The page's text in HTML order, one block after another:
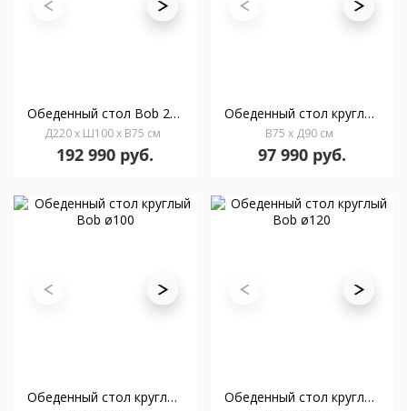
Oбеденный стол Bob 220x100
Д220 x Ш100 x В75 см
192 990 руб.
Обеденный стол круглый Bob ø90
В75 x Д90 см
97 990 руб.
Обеденный стол круглый Bob ø100 Обеденный стол круглый Bob ø120